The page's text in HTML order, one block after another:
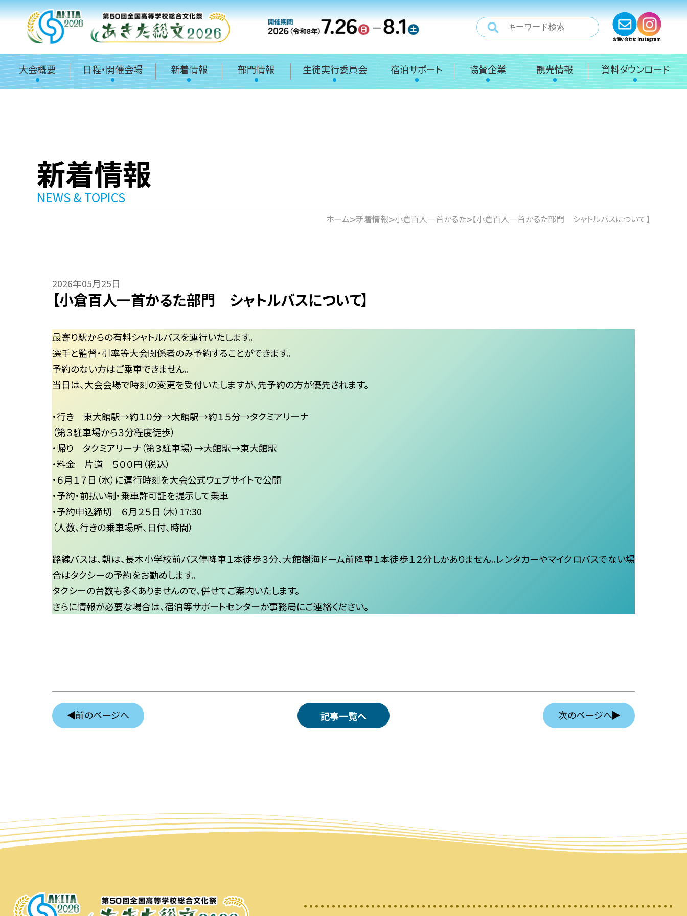
大会概要 日程・開催会場 新着情報 部門情報 生徒実行委員会 宿泊サポート 協賛企業 観光情報 資料ダウンロード
ホーム>新着情報>小倉百人一首かるた>【小倉百人一首かるた部門 シャトルバスについて】
新着情報
NEWS & TOPICS
2026年05月25日
【小倉百人一首かるた部門 シャトルバスについて】
最寄り駅からの有料シャトルバスを運行いたします。
選手と監督・引率等大会関係者のみ予約することができます。
予約のない方はご乗車できません。
当日は、大会会場で時刻の変更を受付いたしますが、先予約の方が優先されます。
・行き 東大館駅→約１０分→大館駅→約１５分→タクミアリーナ
（第３駐車場から３分程度徒歩）
・帰り タクミアリーナ（第３駐車場）→大館駅→東大館駅
・料金 片道 ５００円（税込）
・６月１７日（水）に運行時刻を大会公式ウェブサイトで公開
・予約・前払い制・乗車許可証を提示して乗車
・予約申込締切 ６月２５日（木）17:30
（人数、行きの乗車場所、日付、時間）
路線バスは、朝は、長木小学校前バス停降車１本徒歩３分、大館樹海ドーム前降車１本徒歩１２分しかありません。レンタカーやマイクロバスでない場
合はタクシーの予約をお勧めします。
タクシーの台数も多くありませんので、併せてご案内いたします。
さらに情報が必要な場合は、宿泊等サポートセンターか事務局にご連絡ください。
前のページへ 記事一覧へ 次のページへ